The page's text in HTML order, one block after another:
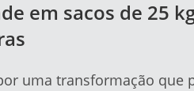
em sacos de 25
uma transformação que